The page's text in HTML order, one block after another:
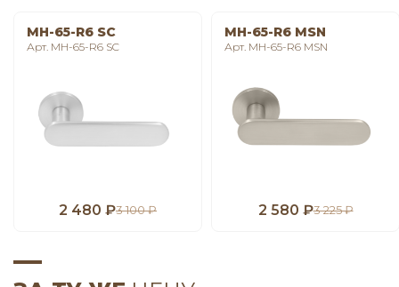
MH-65-R6 SC
Арт. MH-65-R6 SC
2 480 ₽3 100 ₽
MH-65-R6 MSN
Арт. MH-65-R6 MSN
2 580 ₽3 225 ₽